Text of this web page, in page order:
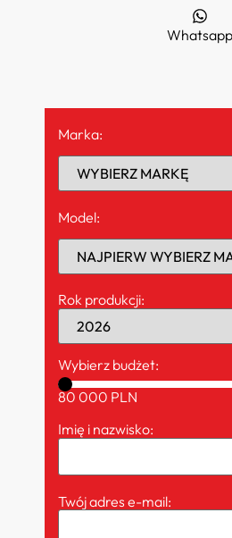
Whatsapp
Marka:
Model:
Rok produkcji:
Wybierz budżet:
80 000 PLN
Imię i nazwisko:
Twój adres e-mail: